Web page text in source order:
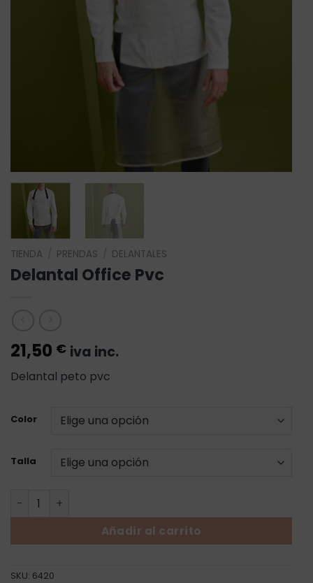
TIENDA PRENDAS DELANTALES
Delantal Office Pvc
21,50 € iva inc.
Delantal peto pvc
Color
Talla
Delantal Office Pvc cantidad
Añadir al carrito
SKU: 6420